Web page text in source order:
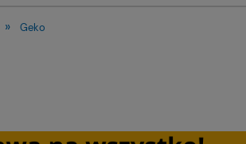
» Geko